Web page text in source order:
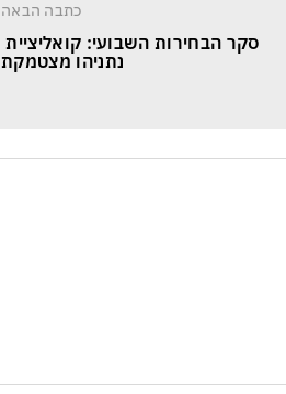
כתבה הבאה
סקר הבחירות השבועי: קואליציית
נתניהו מצטמקת